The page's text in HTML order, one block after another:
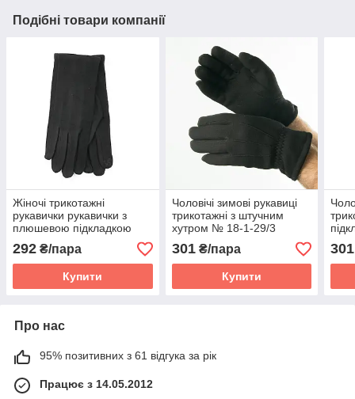
Подібні товари компанії
Жіночі трикотажні
рукавички рукавички з
плюшевою підкладкою
(арт. 23-1-53) 6.5"
292 ₴/пара
Купити
Чоловічі зимові рукавиці
трикотажні з штучним
хутром № 18-1-29/3
301₴/пара
Купити
301
Про нас
95% позитивних з 61 відгука за рік
Працює з 14.05.2012